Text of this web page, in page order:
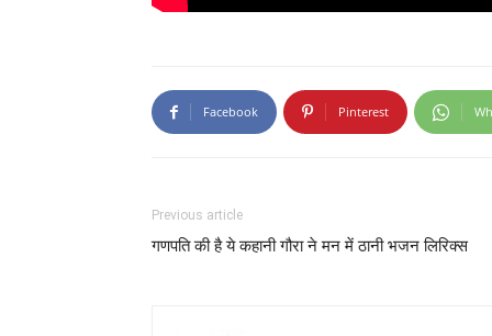
Facebook Pinterest
Previous article
गणपति की है ये कहानी गौरा ने मन में ठानी भजन लिरिक्स